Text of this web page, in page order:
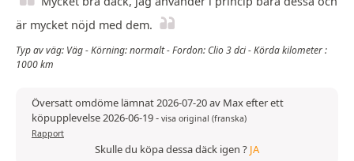
är mycket nöjd med dem.
Typ av väg: Väg - Körning: normalt - Fordon: Clio 3 dci - Körda kilometer :
1000 km
Översatt omdöme lämnat 2026-07-20 av Max efter ett
köpupplevelse 2026-06-19- visa original (franska)
Rapport
Skulle du köpa dessa däck igen ? JA